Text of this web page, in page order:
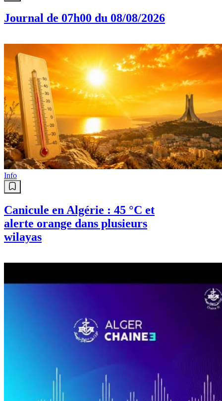
Journal de 07h00 du 08/08/2026
Info
Canicule en Algérie : 45 °C et
alerte orange dans plusieurs
wilayas